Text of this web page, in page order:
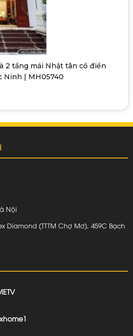
2 tầng mái Nhật tân cổ điển
Ninh | MH05740
Nội
Diamond (TTTM Chợ Mơ), 459C Bạch